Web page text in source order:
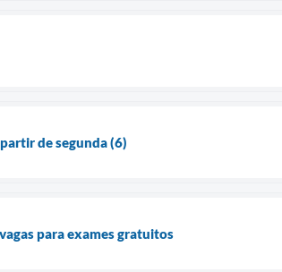
de segunda (6)
para exames gratuitos